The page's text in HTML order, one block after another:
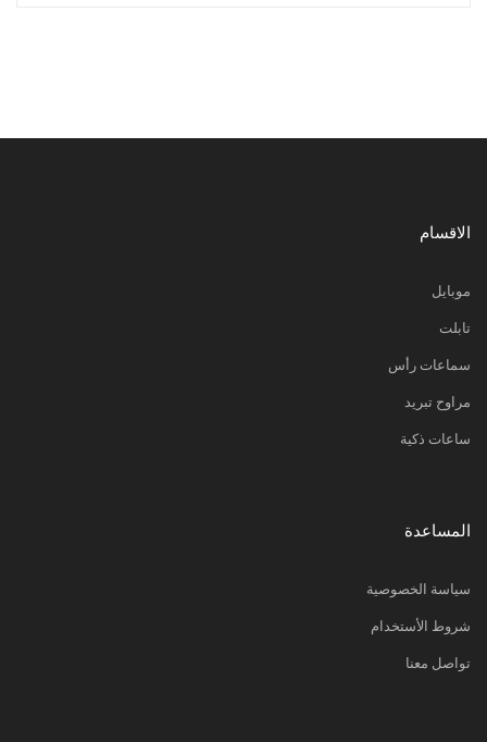
الاقسام
موبايل
تابلت
سماعات رأس
مراوح تبريد
ساعات ذكية
المساعدة
سياسة الخصوصية
شروط الأستخدام
تواصل معنا